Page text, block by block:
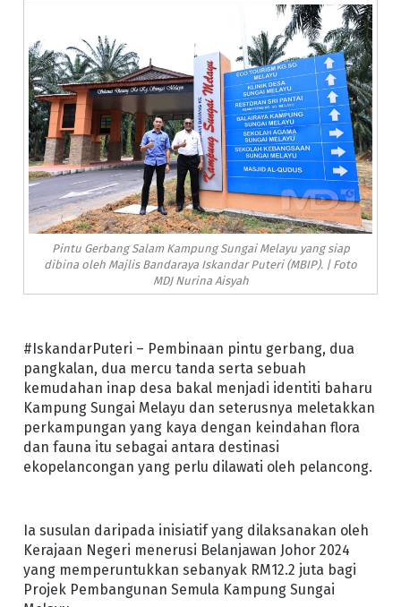
Pintu Gerbang Salam Kampung Sungai Melayu yang siap
dibina oleh Majlis Bandaraya Iskandar Puteri (MBIP). | Foto
MDJ Nurina Aisyah
#IskandarPuteri – Pembinaan pintu gerbang, dua
pangkalan, dua mercu tanda serta sebuah
kemudahan inap desa bakal menjadi identiti baharu
Kampung Sungai Melayu dan seterusnya meletakkan
perkampungan yang kaya dengan keindahan flora
dan fauna itu sebagai antara destinasi
ekopelancongan yang perlu dilawati oleh pelancong.
Ia susulan daripada inisiatif yang dilaksanakan oleh
Kerajaan Negeri menerusi Belanjawan Johor 2024
yang memperuntukkan sebanyak RM12.2 juta bagi
Projek Pembangunan Semula Kampung Sungai